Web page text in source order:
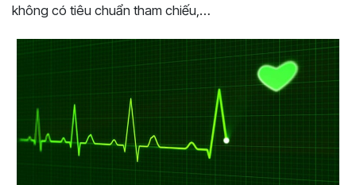
không có tiêu chuẩn tham chiếu,…